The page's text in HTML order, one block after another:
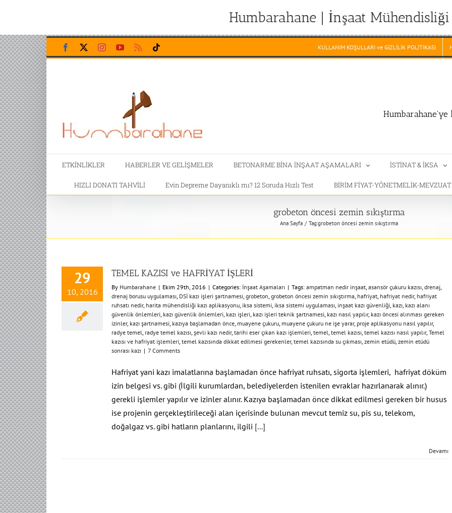
Humbarahane | İnşaat Mühendisliği
Skip
to
content
Facebook InstagramYouTubeRss KULLANIM KOŞULLARI ve GİZLİLİK POLİTİKASI
Humbarahane'ye
ETKİNLİKLER HABERLER VE GELİŞMELER BETONARME BİNA İNŞAAT AŞAMALARI İSTİNAT & İKSA
HIZLI DONATI TAHVİLİ Evin Depreme Dayanıklı mı? 12 Soruda Hızlı Test BİRİM FİYAT-YÖNETMELİK-
grobeton öncesi zemin sıkıştırma
Ana Sayfa Tag:grobeton öncesi zemin sıkıştırma
29
10, 2016
TEMEL KAZISI ve HAFRİYAT İŞLERİ
By Humbarahane | Ekim 29th, 2016 | Categories: İnşaat Aşamaları | Tags: ampatman nedir inşaat, asansör çukuru kazısı, drenaj,
drenaj borusu uygulaması, DSİ kazı işleri şartnamesi, grobeton, grobeton öncesi zemin sıkıştırma, hafriyat, hafriyat nedir, hafriyat
ruhsatı nedir, harita mühendisliği kazı aplikasyonu, iksa sistemi, iksa sistemi uygulaması, inşaat kazı güvenliği, kazı, kazı alanı
güvenlik önlemleri, kazı güvenlik önlemleri, kazı işleri, kazı işleri teknik şartnamesi, kazı nasıl yapılır, kazı öncesi alınması gereken
izinler, kazı şartnamesi, kazıya başlamadan önce, muayene çukuru, muayene çukuru ne işe yarar, proje aplikasyonu nasıl yapılır,
radye temel, radye temel kazısı, şevli kazı nedir, tarihi eser çıkan kazı işlemleri, temel, temel kazısı, temel kazısı nasıl yapılır, Temel
kazısı ve hafriyat işlemleri, temel kazısında dikkat edilmesi gerekenler, temel kazısında su çıkması, zemin etüdü, zemin etüdü
sonrası kazı | 7 Comments
Hafriyat yani kazı imalatlarına başlamadan önce hafriyat ruhsatı, sigorta işlemleri, hafriyat döküm
izin belgesi vs. gibi (İlgili kurumlardan, belediyelerden istenilen evraklar hazırlanarak alınır.)
gerekli işlemler yapılır ve izinler alınır. Kazıya başlamadan önce dikkat edilmesi gereken bir husus
ise projenin gerçekleştirileceği alan içerisinde bulunan mevcut temiz su, pis su, telekom,
doğalgaz vs. gibi hatların planlarını, ilgili [...]
Devamı